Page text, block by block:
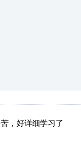
，好详细学习了